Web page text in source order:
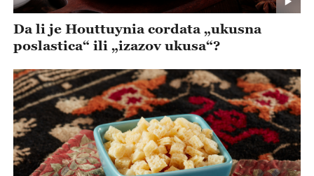
Da li je Houttuynia cordata „ukusna
poslastica“ ili „izazov ukusa“?